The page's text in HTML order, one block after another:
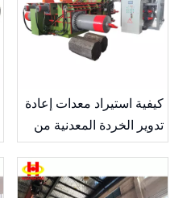
كيفية استيراد معدات إعادة
تدوير الخردة المعدنية من
الصين